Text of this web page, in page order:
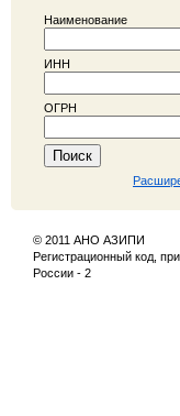
Наименование
ИНН
ОГРН
© 2011 АНО АЗИПИ
Регистрационный код,
России - 2